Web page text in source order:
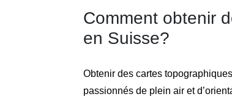
Comment obtenir
en Suisse?
Obtenir des cartes
passionnés de plein air et